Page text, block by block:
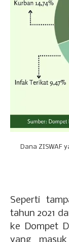
Dana ZISWAF
Seperti
tahun 2021
ke Dompet
yang